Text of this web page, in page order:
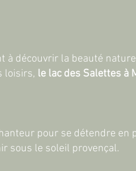
à découvrir la beauté
loisirs, le lac des Salettes à
pour se détendre en
sous le soleil provençal.